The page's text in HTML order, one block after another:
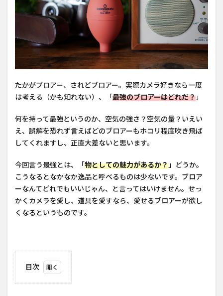
たかがブロアー、されどブロアー。実際カメラ好きなら一度
は考える（かも知れない）、「最強のブロアーはどれだ？」
何を持って最強というのか、空気の強さ？空気の量？いえい
え、誤解を恐れず言えばどのブロアーもホコリ程度吹き飛ば
してくれますし、正直大差ないと思います。
今回言う最強とは、「物としての魅力があるか？」どうか。
こうなるとなかなか逸品と呼べるものは少ないです。ブロア
ーなんてどれでもいいじゃん、と言ってはいけません。せっ
かくカメラを愛し、道具を愛すなら、愛せるブロアーが欲し
くなるというものです。
目次